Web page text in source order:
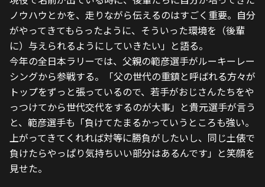
ノウハウとかを、走りながら伝えるのはすごく重要。自分
がやってきてもらったように、そういった環境を（後輩
に）与えられるようにしていきたい」と語る。
今年の全日本ラリーでは、父親の範彦選手がルーキーレー
シングから参戦する。「父の世代の重鎮と呼ばれる方々が
トップをずっと張っているので、若手がおじさんたちをや
っつけてから世代交代をするのが大事」と貴元選手が言う
と、範彦選手も「負けてたまるかっていうところも強い。
上がってきてくれれば対等に勝負がしたいし、同じ土俵で
負けたらやっぱり気持ちいい部分はあるんです」と笑顔を
見せた。